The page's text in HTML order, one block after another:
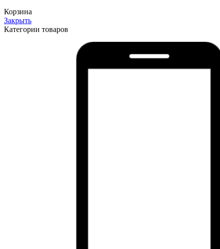
Корзина
Закрыть
Категории товаров